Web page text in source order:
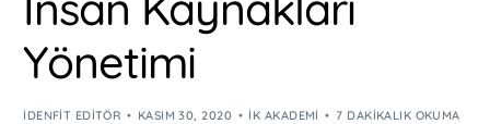
Yönetimi
IDENFIT EDITÖR KASIM 30, 2020 İK AKADEMI 7 DAKIKALIK OKUMA